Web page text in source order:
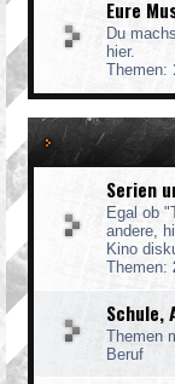
Eure
Du
hier.
Themen:
Serien
Egal ob
andere,
Kino
Themen:
Schule,
Themen
Beruf